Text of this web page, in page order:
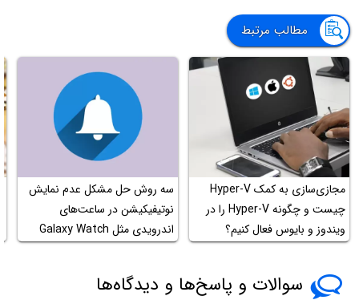
مطالب مرتبط
چیست و چگونه Hyper-V را در
ویندوز و بایوس فعال کنیم؟
سه روش حل مشکل عدم نمایش
نوتیفیکیشن در ساعت‌های
اندرویدی مثل Galaxy Watch
سوالات و پاسخ‌ها و دیدگاه‌ها